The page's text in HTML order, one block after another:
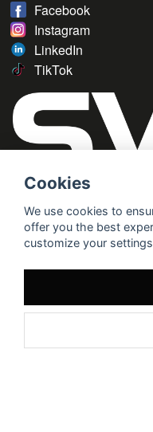
Facebook
Instagram
LinkedIn
TikTok
Cookies
We use cookies to
offer you the best
customize your